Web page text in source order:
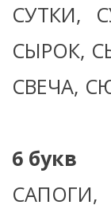
СУТКИ,
СЫРОК,
СВЕЧА,
6 букв